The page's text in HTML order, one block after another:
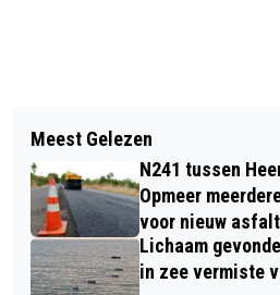
FIETSER
BOTSING OP MARTIN
KINGWEG IN
GEWONDEN
Meest Gelezen
N241 tussen
Opmeer
voor nieuw asfalt
Lichaam
in zee vermiste